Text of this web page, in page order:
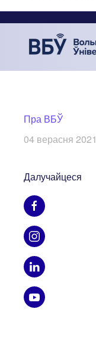
Пра ВБЎ
04 верасня 2021
Далучайцеся